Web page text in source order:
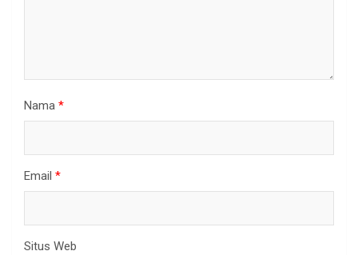
Nama *
Email *
Situs Web